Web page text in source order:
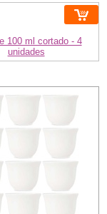
100 ml cortado - 4
unidades